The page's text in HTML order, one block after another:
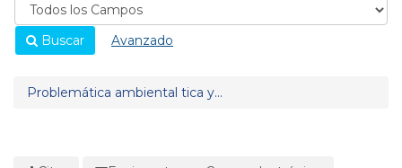
Buscar Avanzado
Problemática ambiental tica y...